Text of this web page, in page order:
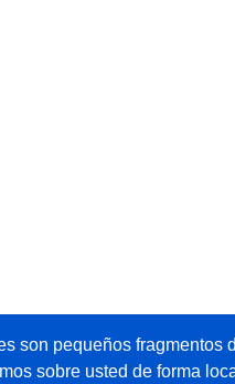
son pequeños fragmentos
sobre usted de forma